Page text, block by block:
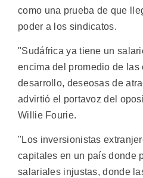
como una prueba de que
poder a los sindicatos.
"Sudáfrica ya tiene un
encima del promedio de las
desarrollo, deseosas de
advirtió el portavoz del
Willie Fourie.
"Los inversionistas
capitales en un país donde
salariales injustas, donde